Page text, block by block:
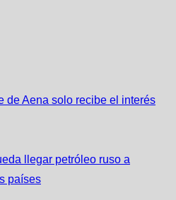
de Aena solo recibe el interés
llegar petróleo ruso a
países